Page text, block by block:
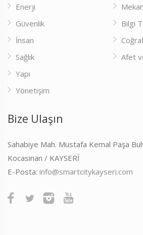
Enerji
Güvenlik
İnsan
Sağlık
Yapı
Yönetişim
Bilgi
Afet
Bize Ulaşın
Sahabiye Mah. Mustafa Kemal Paşa
Kocasinan / KAYSERİ
E-Posta: info@smartcitykayseri.com